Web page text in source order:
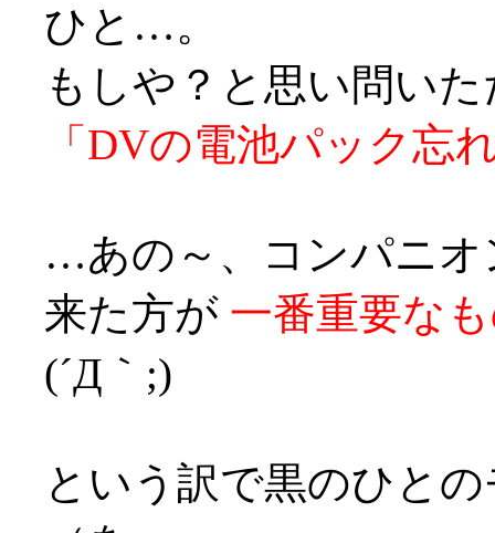
ひと…。
もしや？と思い問い
「DVの電池パック忘
…あの～、コンパニオ
来た方が 一番重要な
(´Д｀;)
という訳で黒のひと